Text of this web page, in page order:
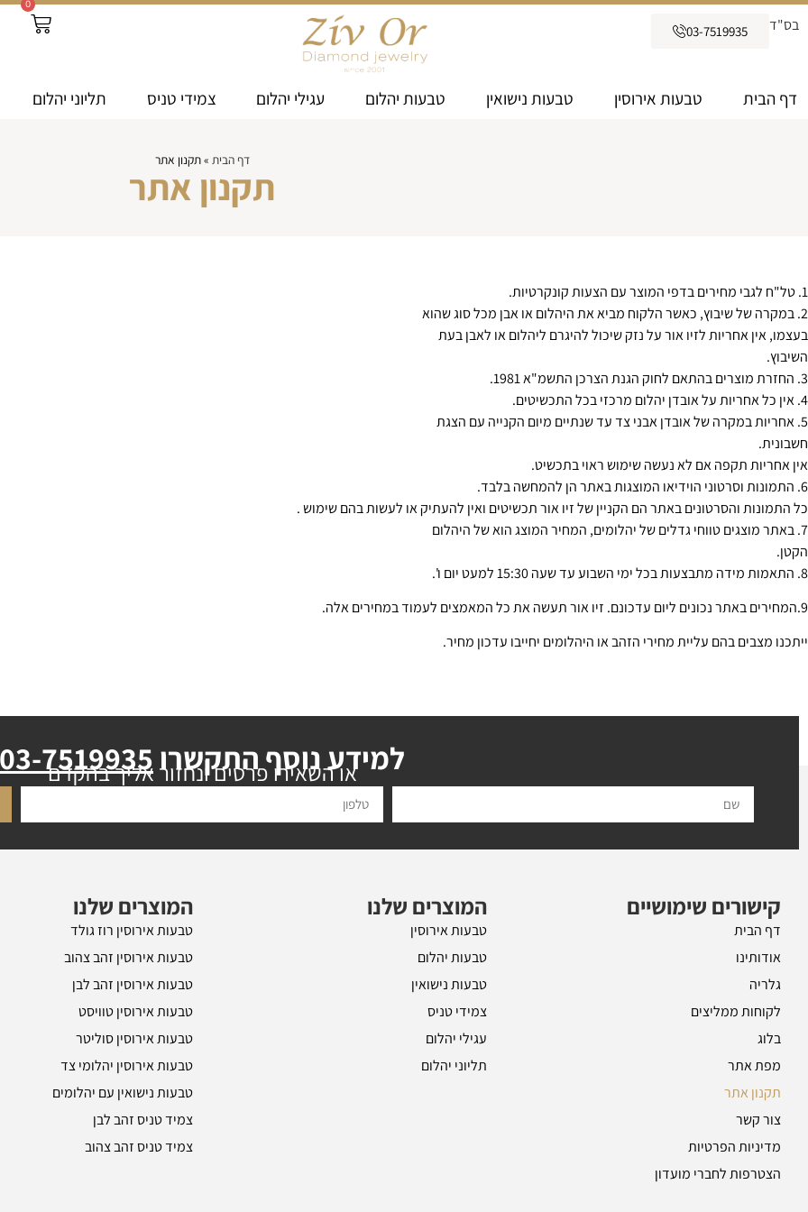
בס"ד 03-7519935
0
דף הבית טבעות אירוסין טבעות נישואין טבעות יהלום עגילי יהלום צמידי טניס תליוני יהלום
דף הבית »תקנון אתר
תקנון אתר
1. טל"ח לגבי מחירים בדפי המוצר עם הצעות קונקרטיות.
2. במקרה של שיבוץ, כאשר הלקוח מביא את היהלום או אבן מכל סוג שהוא
בעצמו, אין אחריות לזיו אור על נזק שיכול להיגרם ליהלום או לאבן בעת
השיבוץ.
3. החזרת מוצרים בהתאם לחוק הגנת הצרכן התשמ"א 1981.
4. אין כל אחריות על אובדן יהלום מרכזי בכל התכשיטים.
5. אחריות במקרה של אובדן אבני צד עד שנתיים מיום הקנייה עם הצגת
חשבונית.
אין אחריות תקפה אם לא נעשה שימוש ראוי בתכשיט.
6. התמונות וסרטוני הוידיאו המוצגות באתר הן להמחשה בלבד.
כל התמונות והסרטונים באתר הם הקניין של זיו אור תכשיטים ואין להעתיק או לעשות בהם שימוש .
7. באתר מוצגים טווחי גדלים של יהלומים, המחיר המוצג הוא של היהלום
הקטן.
8. התאמות מידה מתבצעות בכל ימי השבוע עד שעה 15:30 למעט יום ו'.
9.המחירים באתר נכונים ליום עדכונם. זיו אור תעשה את כל המאמצים לעמוד במחירים אלה.
ייתכנו מצבים בהם עליית מחירי הזהב או היהלומים יחייבו עדכון מחיר.
למידע נוסף התקשרו03-7519935
או השאירו פרטים ונחזור אליך בהקדם
קישורים שימושיים
דף הבית
אודותינו
גלריה
לקוחות ממליצים
בלוג
מפת אתר
תקנון אתר
צור קשר
מדיניות הפרטיות
הצטרפות לחברי מועדון
המוצרים שלנו
טבעות אירוסין
טבעות יהלום
טבעות נישואין
צמידי טניס
עגילי יהלום
תליוני יהלום
המוצרים שלנו
טבעות אירוסין רוז גולד
טבעות אירוסין זהב צהוב
טבעות אירוסין זהב לבן
טבעות אירוסין טוויסט
טבעות אירוסין סוליטר
טבעות אירוסין יהלומי צד
טבעות נישואין עם יהלומים
צמיד טניס זהב לבן
צמיד טניס זהב צהוב